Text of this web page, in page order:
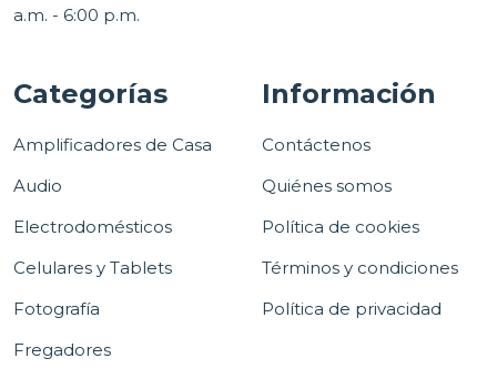
a.m. - 6:00 p.m.
Categorías
Amplificadores de Casa
Audio
Electrodomésticos
Celulares y Tablets
Fotografía
Fregadores
Información
Contáctenos
Quiénes somos
Política de cookies
Términos y condiciones
Política de privacidad